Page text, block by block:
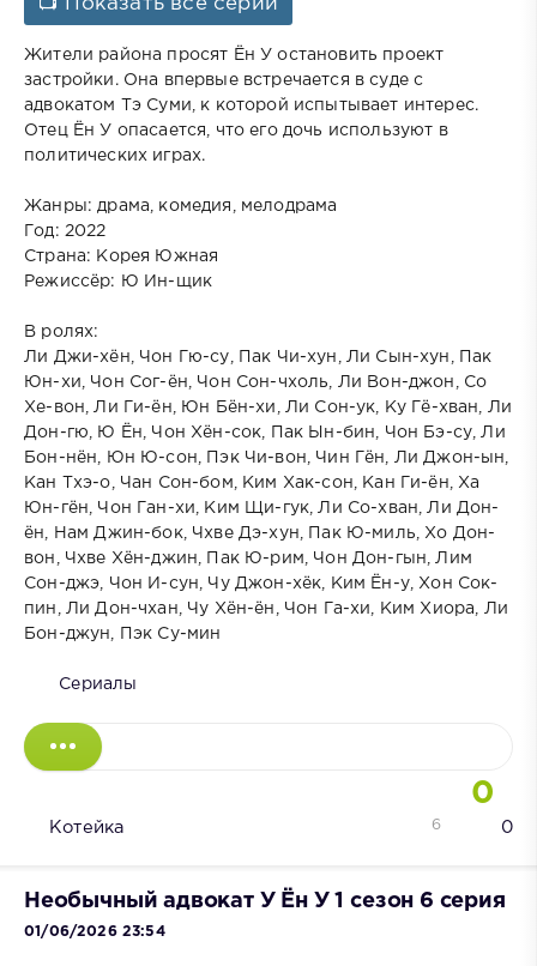
📺 Показать все серии
Жители района просят Ён У остановить проект
застройки. Она впервые встречается в суде с
адвокатом Тэ Суми, к которой испытывает интерес.
Отец Ён У опасается, что его дочь используют в
политических играх.
Жанры: драма, комедия, мелодрама
Год: 2022
Страна: Корея Южная
Режиссёр: Ю Ин-щик
В ролях:
Ли Джи-хён, Чон Гю-су, Пак Чи-хун, Ли Сын-хун, Пак
Юн-хи, Чон Сог-ён, Чон Сон-чхоль, Ли Вон-джон, Со
Хе-вон, Ли Ги-ён, Юн Бён-хи, Ли Сон-ук, Ку Гё-хван, Ли
Дон-гю, Ю Ён, Чон Хён-сок, Пак Ын-бин, Чон Бэ-су, Ли
Бон-нён, Юн Ю-сон, Пэк Чи-вон, Чин Гён, Ли Джон-ын,
Кан Тхэ-о, Чан Сон-бом, Ким Хак-сон, Кан Ги-ён, Ха
Юн-гён, Чон Ган-хи, Ким Щи-гук, Ли Со-хван, Ли Дон-
ён, Нам Джин-бок, Чхве Дэ-хун, Пак Ю-миль, Хо Дон-
вон, Чхве Хён-джин, Пак Ю-рим, Чон Дон-гын, Лим
Сон-джэ, Чон И-сун, Чу Джон-хёк, Ким Ён-у, Хон Сок-
пин, Ли Дон-чхан, Чу Хён-ён, Чон Га-хи, Ким Хиора, Ли
Бон-джун, Пэк Су-мин
Сериалы
0
Котейка 0
6
Необычный адвокат У Ён У 1 сезон 6 серия
01/06/2026 23:54